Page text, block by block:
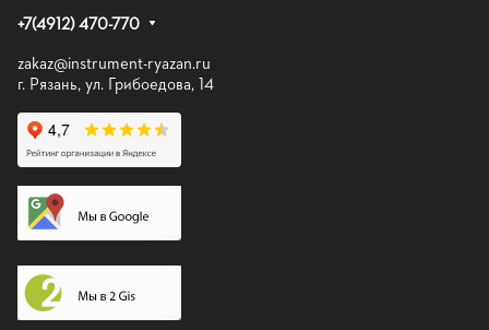
+7(4912) 470-770
zakaz@instrument-ryazan.ru
г. Рязань, ул. Грибоедова, 14